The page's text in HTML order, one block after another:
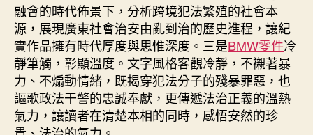
融會的時代佈景下，分析跨境犯法繁殖的社會本
源，展現廣東社會治安由亂到治的歷史進程，讓紀
實作品擁有時代厚度與思惟深度。三是BMW零件冷
靜筆觸，彰顯溫度。文字風格客觀冷靜，不襯著暴
力、不煽動情緒，既揭穿犯法分子的殘暴罪惡，也
謳歌政法干警的忠誠奉獻，更傳遞法治正義的溫熱
氣力，讓讀者在清楚本相的同時，感悟安然的珍